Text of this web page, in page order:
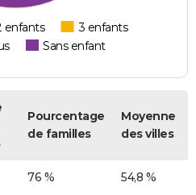
enfants
3 enfants
Sans enfant
Pourcentage
de familles
Moyenne
des villes
76 % 54,8 %